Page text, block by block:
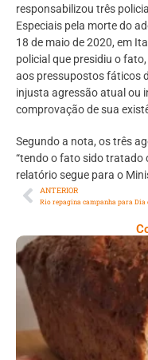
responsabilizou três
Especiais pela morte do
18 de maio de 2020, em
policial que presidiu o
aos pressupostos fáticos
injusta agressão atual ou
comprovação de sua
Segundo a nota, os três
“tendo o fato sido tratado
relatório segue para o
ANTERIOR
Comer